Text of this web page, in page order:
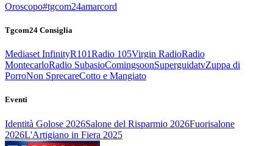
Oroscopo#tgcom24amarcord
Tgcom24 Consiglia
Mediaset InfinityR101Radio 105Virgin RadioRadio
MontecarloRadio SubasioComingsoonSuperguidatvZuppa di
PorroNon SprecareCotto e Mangiato
Eventi
Identità Golose 2026Salone del Risparmio 2026Fuorisalone
2026L'Artigiano in Fiera 2025